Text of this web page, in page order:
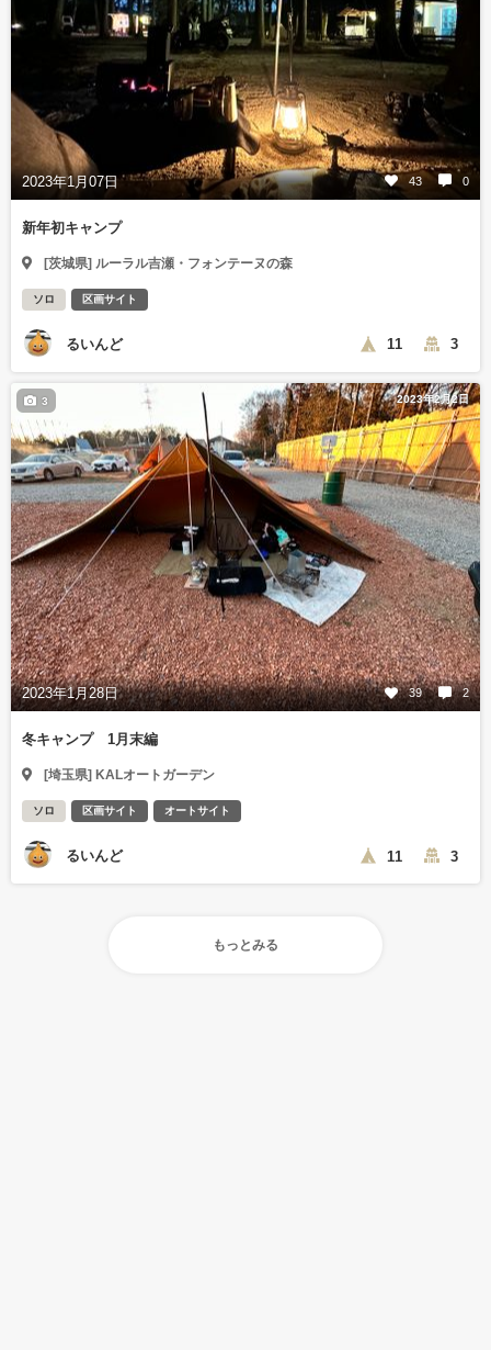
2023年1月07日 43 0
新年初キャンプ
[茨城県] ルーラル吉瀬・フォンテーヌの森
ソロ 区画サイト
るいんど 11 3
2023年2月2日
2023年1月28日 39 2
3
冬キャンプ 1月末編
[埼玉県] KALオートガーデン
ソロ 区画サイト オートサイト
るいんど 11 3
もっとみる